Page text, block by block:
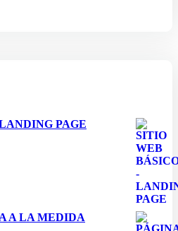
PAGE
A LA MEDIDA